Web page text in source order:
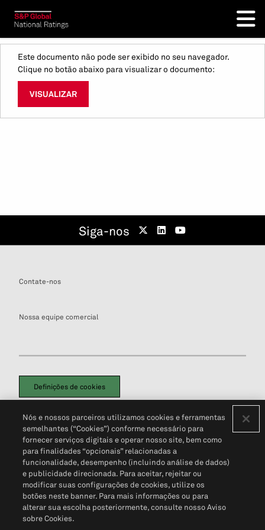
Este documento não pode ser exibido no seu navegador.
Clique no botão abaixo para visualizar o documento:
VISUALIZAR
Siga-nos
Contate-nos
Nossa equipe comercial
Definições de cookies
Política de PrivacidadePortal de privacidade do cliente (em inglês)
Não Venda Minhas Informações Pessoais© 2026 S&P Global
Nós e nossos parceiros utilizamos cookies e ferramentas
semelhantes (“Cookies”) conforme necessário para
fornecer serviços digitais e operar nosso site, bem como
para finalidades “opcionais” relacionadas a
funcionalidade, desempenho (incluindo análise de dados)
e publicidade direcionada. Para aceitar, rejeitar ou
modificar suas configurações de cookies, utilize os
botões neste banner. Para mais informações ou para
alterar sua escolha posteriormente, consulte nosso Aviso
sobre Cookies.